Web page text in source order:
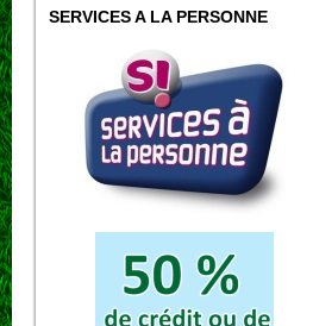
SERVICES A LA PERSONNE